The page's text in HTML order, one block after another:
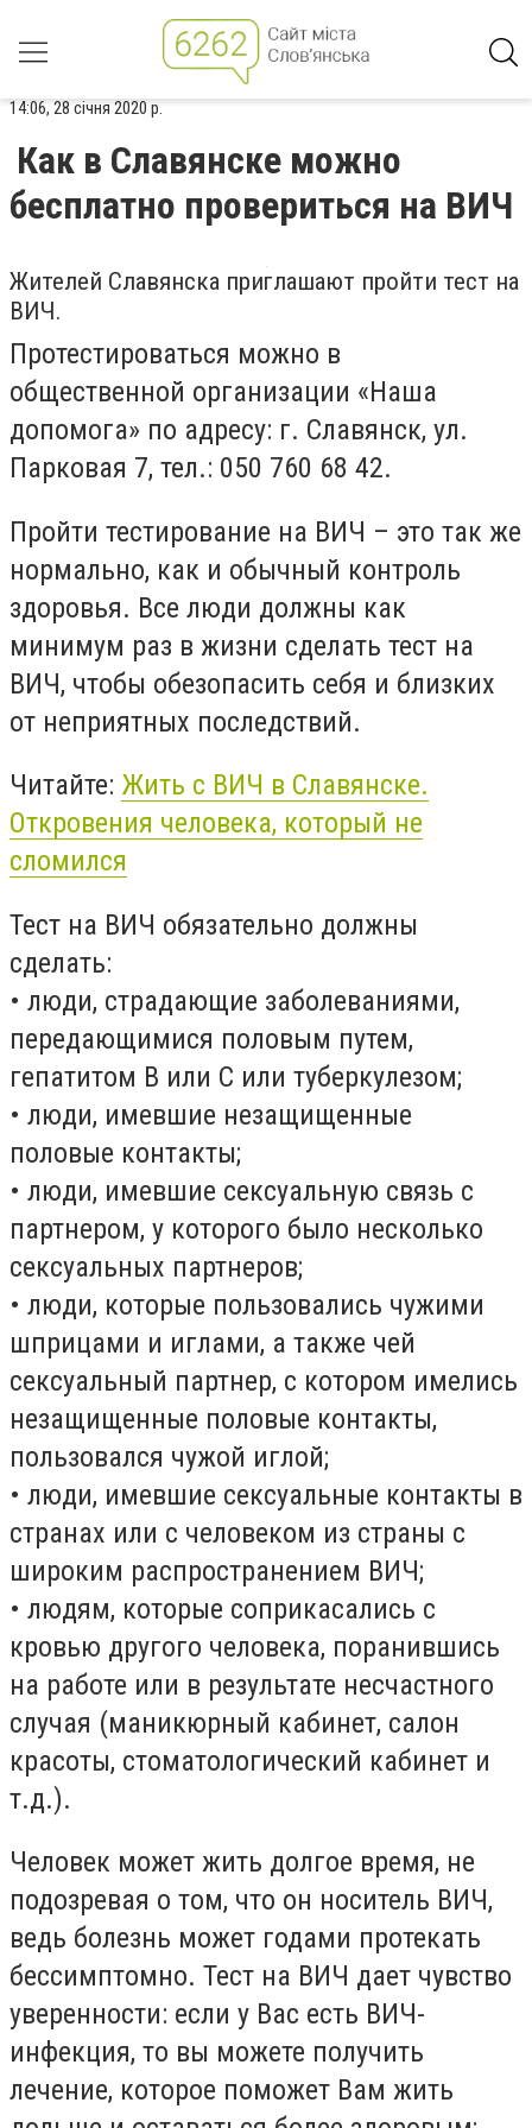
14:06, 28 січня 2020 р.
Как в Славянске можно
бесплатно провериться на ВИЧ
Жителей Славянска приглашают пройти тест на
ВИЧ.
Протестироваться можно в
общественной организации «Наша
допомога» по адресу: г. Славянск, ул.
Парковая 7, тел.: 050 760 68 42.
Пройти тестирование на ВИЧ – это так же
нормально, как и обычный контроль
здоровья. Все люди должны как
минимум раз в жизни сделать тест на
ВИЧ, чтобы обезопасить себя и близких
от неприятных последствий.
Читайте: Жить с ВИЧ в Славянске.
Откровения человека, который не
сломился
Тест на ВИЧ обязательно должны
сделать:
• люди, страдающие заболеваниями,
передающимися половым путем,
гепатитом В или С или туберкулезом;
• люди, имевшие незащищенные
половые контакты;
• люди, имевшие сексуальную связь с
партнером, у которого было несколько
сексуальных партнеров;
• люди, которые пользовались чужими
шприцами и иглами, а также чей
сексуальный партнер, с котором имелись
незащищенные половые контакты,
пользовался чужой иглой;
• люди, имевшие сексуальные контакты в
странах или с человеком из страны с
широким распространением ВИЧ;
• людям, которые соприкасались с
кровью другого человека, поранившись
на работе или в результате несчастного
случая (маникюрный кабинет, салон
красоты, стоматологический кабинет и
т.д.).
Человек может жить долгое время, не
подозревая о том, что он носитель ВИЧ,
ведь болезнь может годами протекать
бессимптомно. Тест на ВИЧ дает чувство
уверенности: если у Вас есть ВИЧ-
инфекция, то вы можете получить
лечение, которое поможет Вам жить